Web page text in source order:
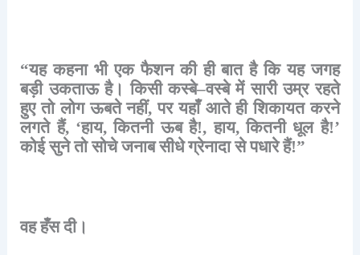
“यह कहना भी एक फैशन की ही बात है कि यह जगह
बड़ी उकताऊ है। किसी कस्बे–वस्बे में सारी उम्र रहते
हुए तो लोग ऊबते नहीं,पर यहाँ आते ही शिकायत करने
लगते हैं, ‘हाय,कितनी ऊब है!,हाय,कितनी धूल है!’
कोई सुने तो सोचे जनाब सीधे ग्रेनादा से पधारे हैं!”
वह हँस दी।